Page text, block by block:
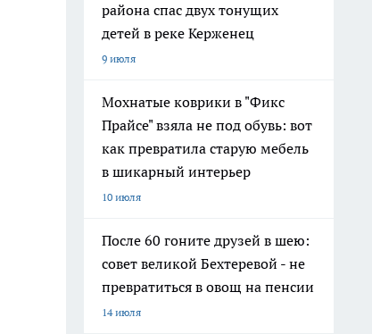
района спас двух тонущих
детей в реке Керженец
9 июля
Мохнатые коврики в "Фикс
Прайсе" взяла не под обувь: вот
как превратила старую мебель
в шикарный интерьер
10 июля
После 60 гоните друзей в шею:
совет великой Бехтеревой - не
превратиться в овощ на пенсии
14 июля